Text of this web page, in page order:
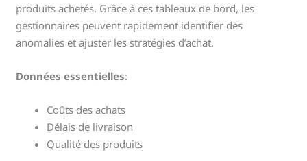
produits achetés. Grâce à ces tableaux de bord, les
gestionnaires peuvent rapidement identifier des
anomalies et ajuster les stratégies d’achat.
Données essentielles:
Coûts des achats
Délais de livraison
Qualité des produits